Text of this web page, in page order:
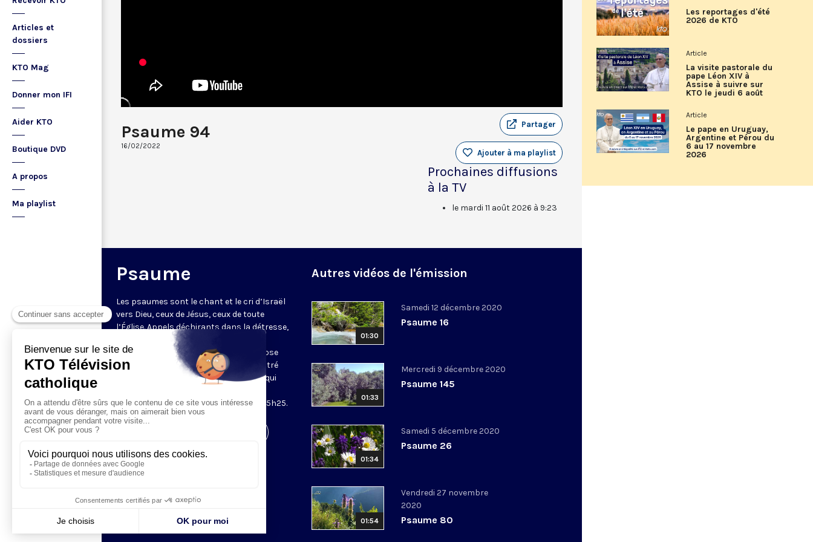
Articles et
dossiers
KTO Mag
Donner mon IFI
Aider KTO
Boutique DVD
A propos
Ma playlist
Psaume 94
16/02/2022
Partager
Ajouter à ma playlist
Prochaines diffusions
à la TV
le mardi 11 août 2026 à 9:23
Psaume
Les psaumes sont le chant et le cri d’Israël
vers Dieu, ceux de Jésus, ceux de toute
l’Église. Appels déchirants dans la détresse,
psaumes de louange, ils constituent
l’essence même de la prière. KTO propose
chaque fois un extrait du psaume, illustré
d’images merveilleuses de la Création qui
quotidiennement avant le chapelet, à 15h25.
Autres vidéos de l'émission
01:30
Samedi 12 décembre 2020
Psaume 16
01:33
Mercredi 9 décembre 2020
Psaume 145
01:34
Samedi 5 décembre 2020
Psaume 26
01:54
Vendredi 27 novembre
2020
Psaume 80
Les reportages d'été
2026 de KTO
Article
La visite pastorale du
pape Léon XIV à
Assise à suivre sur
KTO le jeudi 6 août
Article
Le pape en Uruguay,
Argentine et Pérou du
6 au 17 novembre
2026